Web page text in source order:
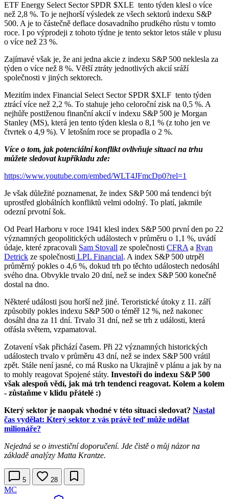
ETF Energy Select Sector SPDR $XLE tento týden klesl o více
než 2,8 %. To je nejhorší výsledek ze všech sektorů indexu S&P
500. A je to částečně deflace dosavadního prudkého růstu v tomto
roce. I po výprodeji z tohoto týdne je tento sektor letos stále v plusu
o více než 23 %.
Zajímavé však je, že ani jedna akcie z indexu S&P 500 neklesla za
týden o více než 8 %. Větší ztráty jednotlivých akcií sráží
společnosti v jiných sektorech.
Mezitím index Financial Select Sector SPDR $XLF tento týden
ztrácí více než 2,2 %. To stahuje jeho celoroční zisk na 0,5 %. A
nejhůře postiženou finanční akcií v indexu S&P 500 je Morgan
Stanley (MS), která jen tento týden klesla o 8,1 % (z toho jen ve
čtvrtek o 4,9 %). V letošním roce se propadla o 2 %.
Více o tom, jak potenciální konflikt ovlivňuje situaci na trhu
můžete sledovat kupříkladu zde:
https://www.youtube.com/embed/WLT4JFmcDp0?rel=1
Je však důležité poznamenat, že index S&P 500 má tendenci být
uprostřed globálních konfliktů velmi odolný. To platí, jakmile
odezní prvotní šok.
Od Pearl Harboru v roce 1941 klesl index S&P 500 první den po 22
významných geopolitických událostech v průměru o 1,1 %, uvádí
údaje, které zpracovali Sam Stovall ze společnosti CFRA a Ryan
Detrick ze společnosti LPL Financial. A index S&P 500 utrpěl
průměrný pokles o 4,6 %, dokud trh po těchto událostech nedosáhl
svého dna. Obvykle trvalo 20 dní, než se index S&P 500 konečně
dostal na dno.
Některé události jsou horší než jiné. Teroristické útoky z 11. září
způsobily pokles indexu S&P 500 o téměř 12 %, než nakonec
dosáhl dna za 11 dní. Trvalo 31 dní, než se trh z události, která
otřásla světem, vzpamatoval.
Zotavení však přichází časem. Při 22 významných historických
událostech trvalo v průměru 43 dní, než se index S&P 500 vrátil
zpět. Stále není jasné, co má Rusko na Ukrajině v plánu a jak by na
to mohly reagovat Spojené státy. Investoři do indexu S&P 500
však alespoň vědí, jak má trh tendenci reagovat. Kolem a kolem
- zůstaňme v klidu přátelé :)
Který sektor je naopak vhodné v této situaci sledovat? Nastal
čas vydělat: Který sektor z vás právě teď může udělat
milionáře?
Nejedná se o investiční doporučení. Jde čistě o můj názor na
základě analýzy Matta Krantze.
5 28
MC